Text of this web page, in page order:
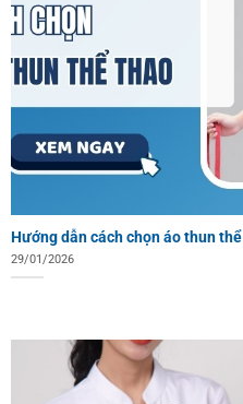
Hướng dẫn cách chọn áo thun
29/01/2026